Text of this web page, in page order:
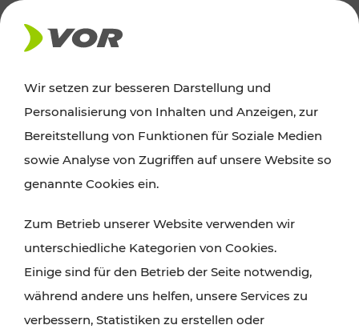
AKTUELLES
Ausflugstipps
Wien, Niederösterreich und das Burgenland
Wanderungen, Kultur und Gastronomie,
Radtouren oder purer Naturgenuss – viele
Attraktionen sind mit den Ticket- und Fahrplan-
Angeboten des VOR gut und schnell erreichbar.
Wir setzen zur besseren Darstellung und
Personalisierung von Inhalten und Anzeigen, zur
Bereitstellung von Funktionen für Soziale Medien
sowie Analyse von Zugriffen auf unsere Website so
genannte Cookies ein.
Zum Betrieb unserer Website verwenden wir
unterschiedliche Kategorien von Cookies.
Einige sind für den Betrieb der Seite notwendig,
während andere uns helfen, unsere Services zu
verbessern, Statistiken zu erstellen oder